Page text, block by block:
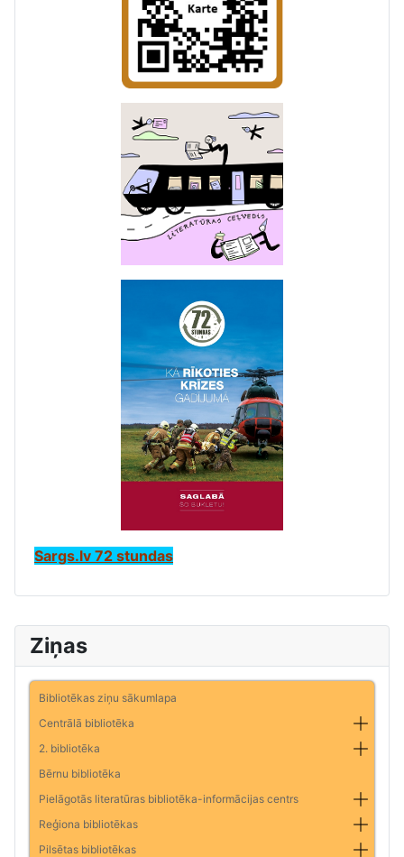
Ziņas
Bibliotēkas ziņu sākumlapa
Centrālā bibliotēka
2. bibliotēka
Bērnu bibliotēka
Pielāgotās literatūras bibliotēka-informācijas centrs
Reģiona bibliotēkas
Pilsētas bibliotēkas
Sargs.lv 72 stundas